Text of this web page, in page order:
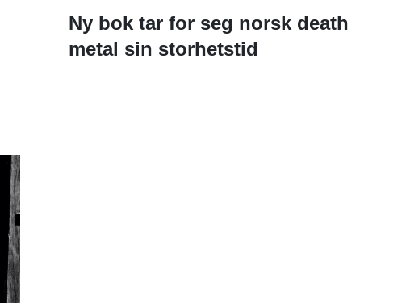
Ny bok tar for seg norsk death
metal sin storhetstid